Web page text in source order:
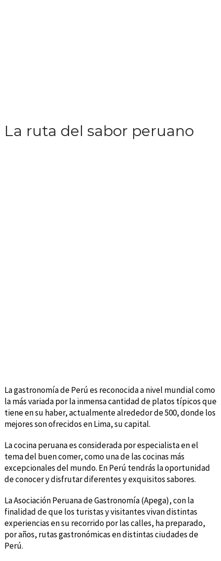
La ruta del sabor peruano
La gastronomía de Perú es reconocida a nivel mundial como
la más variada por la inmensa cantidad de platos típicos que
tiene en su haber, actualmente alrededor de 500, donde los
mejores son ofrecidos en Lima, su capital.
La cocina peruana es considerada por especialista en el
tema del buen comer, como una de las cocinas más
excepcionales del mundo. En Perú tendrás la oportunidad
de conocer y disfrutar diferentes y exquisitos sabores.
La Asociación Peruana de Gastronomía (Apega), con la
finalidad de que los turistas y visitantes vivan distintas
experiencias en su recorrido por las calles, ha preparado,
por años, rutas gastronómicas en distintas ciudades de
Perú.